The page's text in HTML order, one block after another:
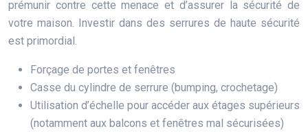
prémunir contre cette menace et d’assurer la sécurité de
votre maison. Investir dans des serrures de haute sécurité
est primordial.
Forçage de portes et fenêtres
Casse du cylindre de serrure (bumping, crochetage)
Utilisation d’échelle pour accéder aux étages supérieurs
(notamment aux balcons et fenêtres mal sécurisées)